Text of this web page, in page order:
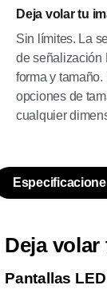
Deja volar tu
Sin límites. La
de señalización
forma y
opciones de
cualquier
Deja
Pantallas